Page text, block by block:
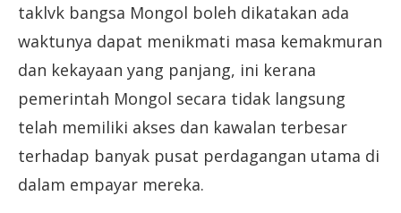
taklvk bangsa Mongol boleh dikatakan ada
waktunya dapat menikmati masa kemakmuran
dan kekayaan yang panjang, ini kerana
pemerintah Mongol secara tidak langsung
telah memiliki akses dan kawalan terbesar
terhadap banyak pusat perdagangan utama di
dalam empayar mereka.